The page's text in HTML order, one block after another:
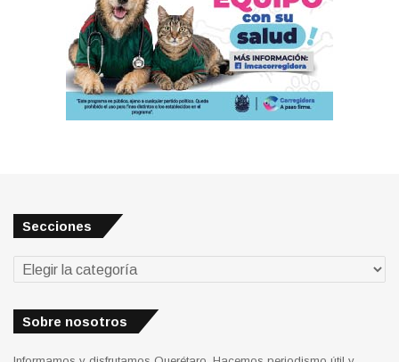
Secciones
Secciones
Sobre nosotros